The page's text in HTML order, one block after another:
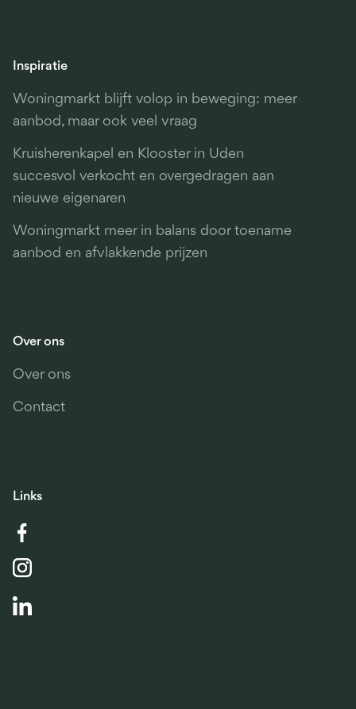
Inspiratie
Woningmarkt blijft volop in beweging: meer
aanbod, maar ook veel vraag
Kruisherenkapel en Klooster in Uden
succesvol verkocht en overgedragen aan
nieuwe eigenaren
Woningmarkt meer in balans door toename
aanbod en afvlakkende prijzen
Over ons
Over ons
Contact
Links